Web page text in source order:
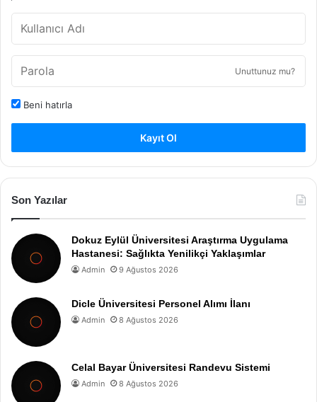
Unuttunuz mu?
Beni hatırla
Kayıt Ol
Son Yazılar
Dokuz Eylül Üniversitesi Araştırma Uygulama
Hastanesi: Sağlıkta Yenilikçi Yaklaşımlar
Admin 9 Ağustos 2026
Dicle Üniversitesi Personel Alımı İlanı
Admin 8 Ağustos 2026
Celal Bayar Üniversitesi Randevu Sistemi
Admin 8 Ağustos 2026